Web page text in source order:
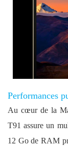
Performances
Au cœur de la
T91 assure un
12 Go de RAM